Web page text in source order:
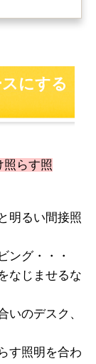
にする
照らす照
明るい間接照
ング・・・
なじませるな
いのデスク、
す照明を合わ